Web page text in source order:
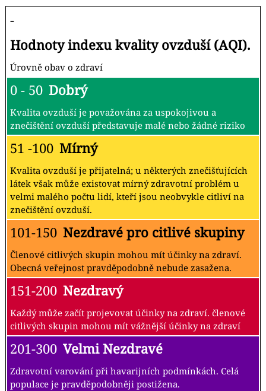
-
Hodnoty indexu kvality ovzduší (AQI).
Úrovně obav o zdraví
0 - 50 Dobrý
Kvalita ovzduší je považována za uspokojivou a
znečištění ovzduší představuje malé nebo žádné riziko
51 -100 Mírný
Kvalita ovzduší je přijatelná; u některých znečišťujících
látek však může existovat mírný zdravotní problém u
velmi malého počtu lidí, kteří jsou neobvykle citliví na
znečištění ovzduší.
101-150 Nezdravé pro citlivé skupiny
Členové citlivých skupin mohou mít účinky na zdraví.
Obecná veřejnost pravděpodobně nebude zasažena.
151-200 Nezdravý
Každý může začít projevovat účinky na zdraví. členové
citlivých skupin mohou mít vážnější účinky na zdraví
201-300 Velmi Nezdravé
Zdravotní varování při havarijních podmínkách. Celá
populace je pravděpodobněji postižena.